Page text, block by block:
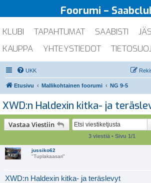
Foorumi –
KLUBI TAPAHTUMAT SAABISTI
KAUPPA
YHTEYSTIEDOT
UKK
Etusivu Mallikohtainen foorumi NG 9-5
XWD:n Haldexin kitka- ja
Vastaa Viestiin
3 viestiä • Sivu 1/1
jussiko62
"Tuplakaasari"
XWD:n Haldexin kitka- ja teräslevyt